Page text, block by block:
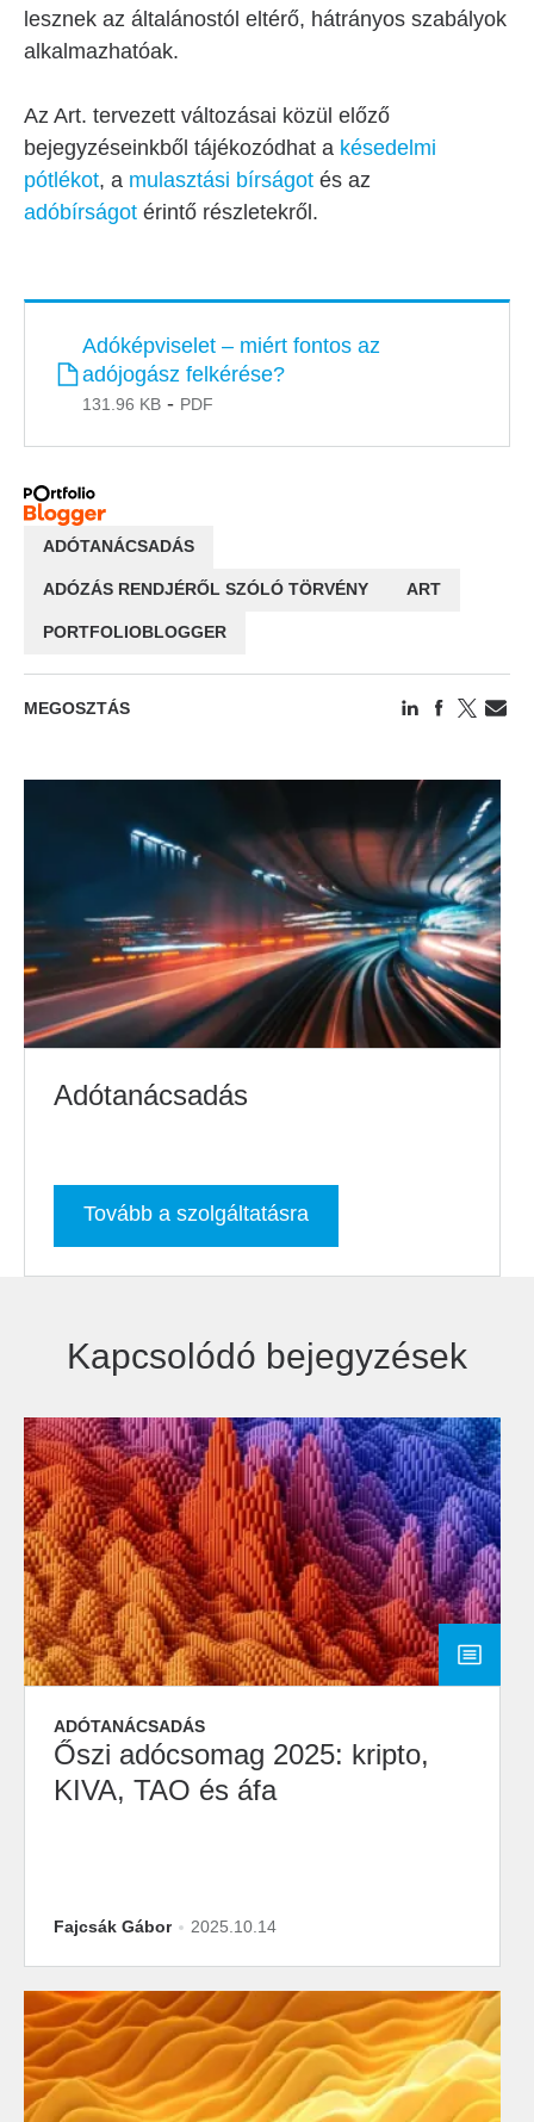
lesznek az általánostól eltérő, hátrányos szabályok
alkalmazhatóak.
Az Art. tervezett változásai közül előző
bejegyzéseinkből tájékozódhat a késedelmi
pótlékot, a mulasztási bírságot és az
adóbírságot érintő részletekről.
Fájl
Adóképviselet – miért fontos az
adójogász felkérése?
131.96 KB - PDF
ADÓTANÁCSADÁS
ADÓZÁS RENDJÉRŐL SZÓLÓ TÖRVÉNY ART
PORTFOLIOBLOGGER
MEGOSZTÁS
Adótanácsadás
Tovább a szolgáltatásra
Kapcsolódó bejegyzések
ADÓTANÁCSADÁS
Őszi adócsomag 2025: kripto,
KIVA, TAO és áfa
Fajcsák Gábor 2025.10.14